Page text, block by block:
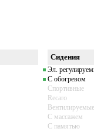
Сидения
Эл.
С обогревом
Спортивные
Recaro
Вентилируемые
С массажем
С памятью